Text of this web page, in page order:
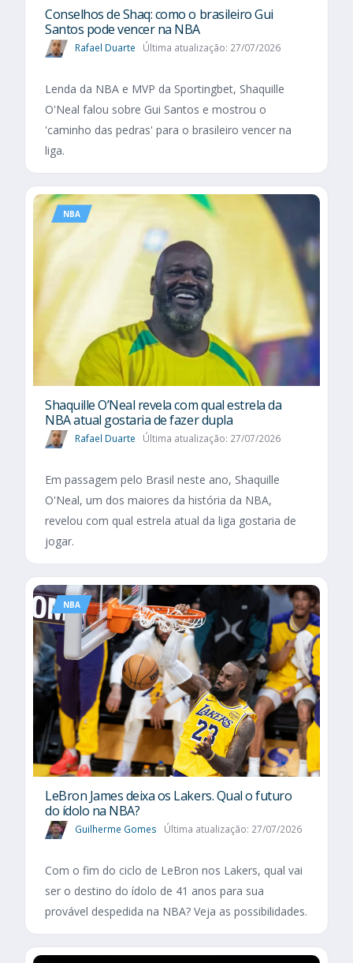
Conselhos de Shaq: como o brasileiro Gui
Santos pode vencer na NBA
Rafael Duarte Última atualização: 27/07/2026
Lenda da NBA e MVP da Sportingbet, Shaquille
O'Neal falou sobre Gui Santos e mostrou o
'caminho das pedras' para o brasileiro vencer na
liga.
NBA
Shaquille O’Neal revela com qual estrela da
NBA atual gostaria de fazer dupla
Rafael Duarte Última atualização: 27/07/2026
Em passagem pelo Brasil neste ano, Shaquille
O'Neal, um dos maiores da história da NBA,
revelou com qual estrela atual da liga gostaria de
jogar.
NBA
LeBron James deixa os Lakers. Qual o futuro
do ídolo na NBA?
Guilherme Gomes Última atualização: 27/07/2026
Com o fim do ciclo de LeBron nos Lakers, qual vai
ser o destino do ídolo de 41 anos para sua
provável despedida na NBA? Veja as possibilidades.